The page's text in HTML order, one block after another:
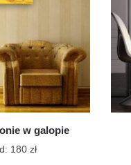
produktu
w galopie
180 złTen